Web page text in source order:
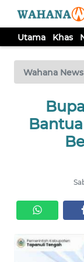
Utama Khas
Wahana
TV
Tutup
SERBA-
SERBI
OPINI